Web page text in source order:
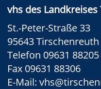
vhs des
St.-Peter-Straße 33
95643 Tirschenreuth
Telefon 09631 88205
Fax 09631 88306
E-Mail: